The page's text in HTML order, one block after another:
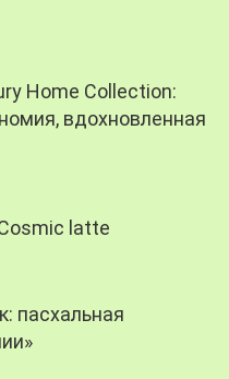
Home Collection:
вдохновленная
latte
пасхальная